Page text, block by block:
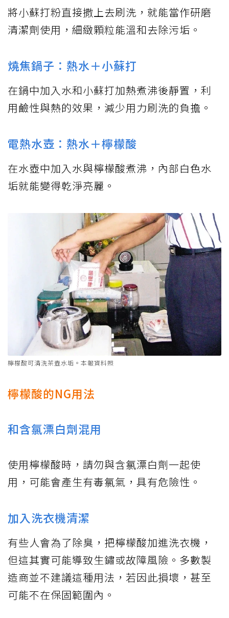
將小蘇打粉直接撒上去刷洗，就能當作研磨
清潔劑使用，細緻顆粒能溫和去除污垢。
燒焦鍋子：熱水＋小蘇打
在鍋中加入水和小蘇打加熱煮沸後靜置，利
用鹼性與熱的效果，減少用力刷洗的負擔。
電熱水壺：熱水＋檸檬酸
在水壺中加入水與檸檬酸煮沸，內部白色水
垢就能變得乾淨亮麗。
檸檬酸可清洗茶壺水垢。本報資料照
檸檬酸的NG用法
和含氯漂白劑混用
使用檸檬酸時，請勿與含氯漂白劑一起使
用，可能會產生有毒氯氣，具有危險性。
加入洗衣機清潔
有些人會為了除臭，把檸檬酸加進洗衣機，
但這其實可能導致生鏽或故障風險。多數製
造商並不建議這種用法，若因此損壞，甚至
可能不在保固範圍內。